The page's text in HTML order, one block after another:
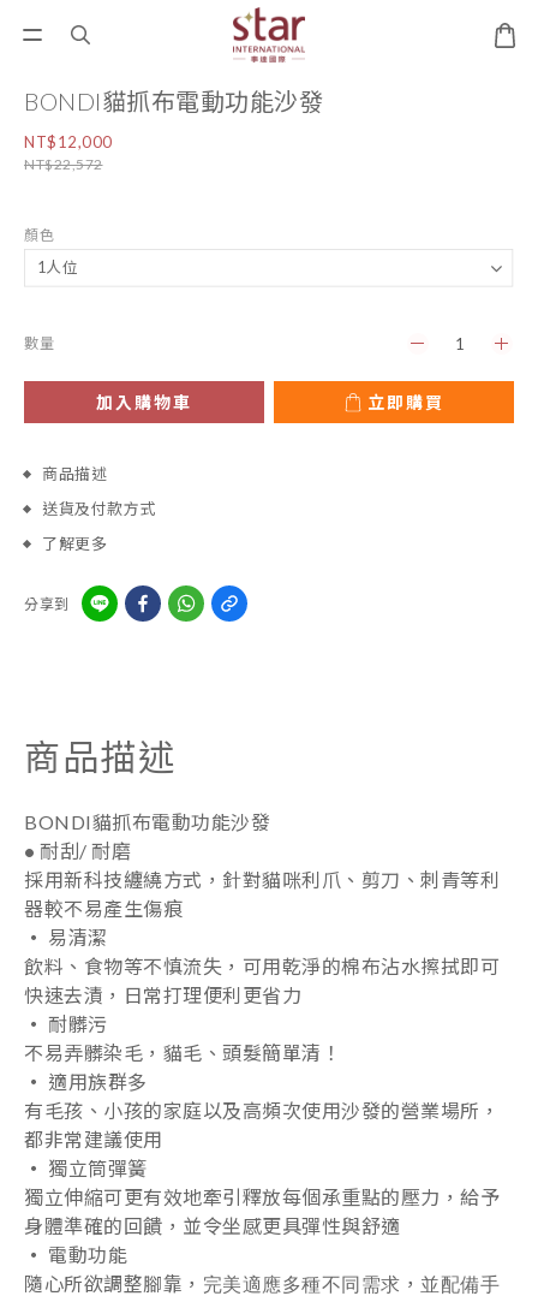
BONDI貓抓布電動功能沙發
NT$12,000
NT$22,572
顏色
數量
加入購物車 立即購買
商品描述
送貨及付款方式
了解更多
分享到
商品描述
BONDI貓抓布電動功能沙發
• 耐刮/ 耐磨
採用新科技纏繞方式，針對貓咪利爪、剪刀、刺青等利
器較不易產生傷痕
‧ 易清潔
飲料、食物等不慎流失，可用乾淨的棉布沾水擦拭即可
快速去漬，日常打理便利更省力
‧ 耐髒污
不易弄髒染毛，貓毛、頭髮簡單清！
‧ 適用族群多
有毛孩、小孩的家庭以及高頻次使用沙發的營業場所，
都非常建議使用
‧ 獨立筒彈簧
獨立伸縮可更有效地牽引釋放每個承重點的壓力 ， 給予
身體準確的回饋 ，並令坐感更具彈性與舒適
‧ 電動功能
隨心所欲調整腳靠， 完美適應多種不同需求 ， 並配備手